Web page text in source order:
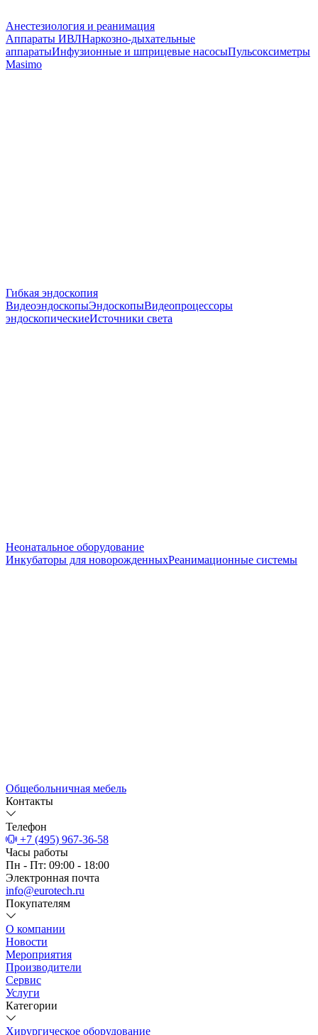
Анестезиология и реанимация
Аппараты ИВЛНаркозно-дыхательные
аппаратыИнфузионные и шприцевые насосыПульсоксиметры
Masimo
Гибкая эндоскопия
ВидеоэндоскопыЭндоскопыВидеопроцессоры
эндоскопическиеИсточники света
Неонатальное оборудование
Инкубаторы для новорожденныхРеанимационные системы
Общебольничная мебель
Контакты
Телефон
+7 (495) 967-36-58
Часы работы
Пн - Пт: 09:00 - 18:00
Электронная почта
info@eurotech.ru
Покупателям
О компании
Новости
Мероприятия
Производители
Сервис
Услуги
Категории
Хирургическое оборудование